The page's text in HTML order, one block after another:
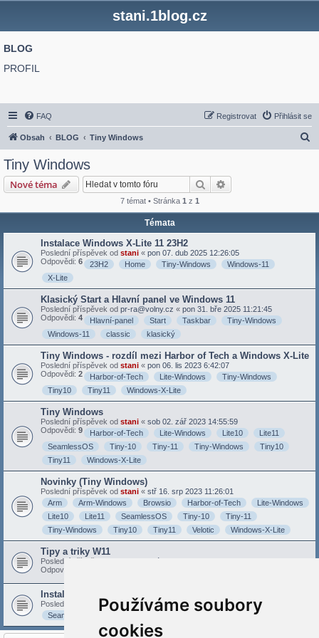
Používáme soubory
cookies
stani.1blog.cz
BLOG
PROFIL
FAQ Přihlásit se
Registrovat
Obsah BLOG Tiny Windows
Tiny Windows
Nové téma Hledat
7 témat • Stránka 1 z 1
Témata
Instalace Windows X-Lite 11 23H2
Poslední příspěvek od stani « pon 07. dub 2025 12:26:05
Odpovědi: 6 23H2 Home Tiny-Windows
Windows-11
X-Lite
Klasický Start a Hlavní panel ve Windows 11
Poslední příspěvek od pr-ra@volny.cz « pon 31. bře 2025 11:21:45
Odpovědi: 4 Hlavní-panel Start Taskbar
Tiny-Windows
Windows-11
classic klasický
Tiny Windows - rozdíl mezi Harbor of Tech a Windows X-Lite
Poslední příspěvek od stani « pon 06. lis 2023 6:42:07
Odpovědi: 2 Harbor-of-Tech Lite-Windows
Tiny-Windows
Tiny10
Tiny11 Windows-X-Lite
Tiny Windows
Poslední příspěvek od stani « sob 02. zář 2023 14:55:59
Odpovědi: 9 Harbor-of-Tech Lite-Windows Lite10
Lite11
SeamlessOS
Tiny-10 Tiny-11 Tiny-Windows
Tiny10
Tiny11
Windows-X-Lite
Novinky (Tiny Windows)
Poslední příspěvek od stani « stř 16. srp 2023 11:26:01
Arm
Arm-Windows Browsio Harbor-of-Tech
Lite-Windows
Lite10
Lite11 SeamlessOS Tiny-10
Tiny-11
Tiny-Windows
Tiny10 Tiny11 Velotic Windows-X-Lite
Tipy a triky W11
Poslední příspěvek od
pát 04. srp 2023 18:57:12
Odpovědi:
Instalace Tiny Windows
Poslední příspěvek odstani«sob 01. črc 2023 10:16:50
SeamlessOS